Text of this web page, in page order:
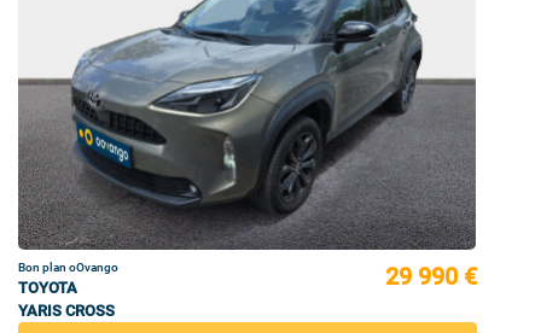
Bon plan oOvango
TOYOTA
YARIS CROSS
29 990 €